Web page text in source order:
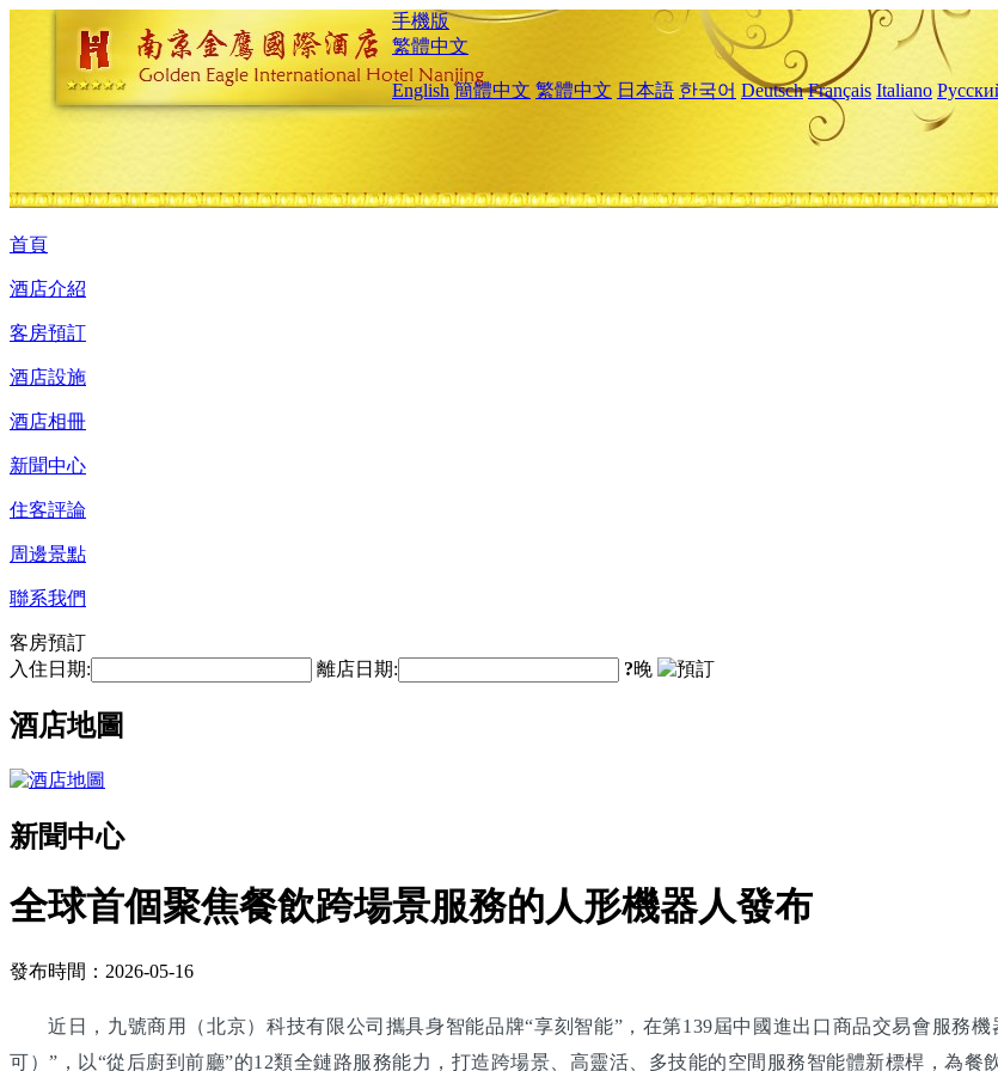
手機版
繁體中文
English 簡體中文 繁體中文 日本語 한국어 Deutsch Français Italiano
首頁
酒店介紹
客房預訂
酒店設施
酒店相冊
新聞中心
住客評論
周邊景點
聯系我們
客房預訂
入住日期:
離店日期: ?晚
酒店地圖
新聞中心
全球首個聚焦餐飲跨場景服務的人形機器人發布
發布時間：2026-05-16
近日，九號商用（北京）科技有限公司攜具身智能品牌“享刻智能”，在第139屆中國進出口商品交易會服務
可）”，以“從后廚到前廳”的12類全鏈路服務能力，打造跨場景、高靈活、多技能的空間服務智能體新標桿，為餐